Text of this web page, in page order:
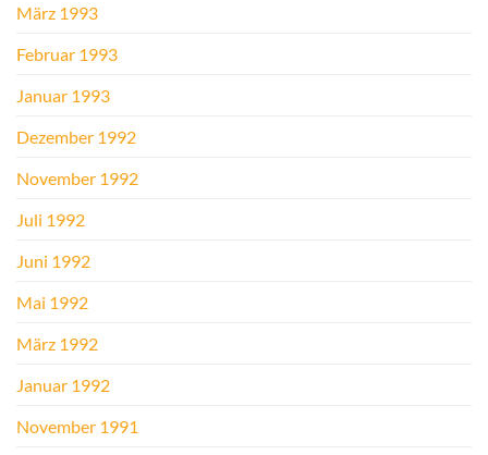
März 1993
Februar 1993
Januar 1993
Dezember 1992
November 1992
Juli 1992
Juni 1992
Mai 1992
März 1992
Januar 1992
November 1991